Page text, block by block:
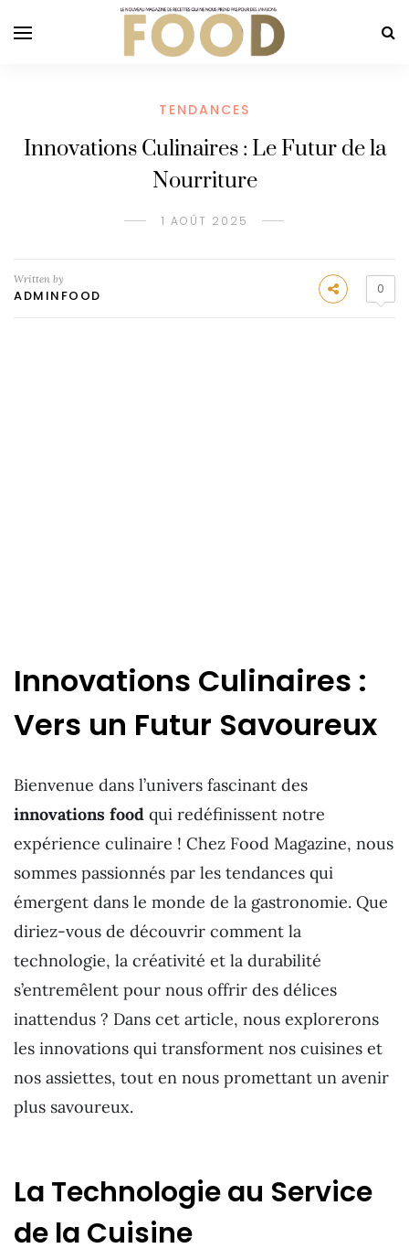
TENDANCES
Innovations Culinaires : Le Futur de la
Nourriture
1 AOÛT 2025
Written by
ADMINFOOD 0
Innovations Culinaires :
Vers un Futur Savoureux
Bienvenue dans l’univers fascinant des
innovations food qui redéfinissent notre
expérience culinaire ! Chez Food Magazine, nous
sommes passionnés par les tendances qui
émergent dans le monde de la gastronomie. Que
diriez-vous de découvrir comment la
technologie, la créativité et la durabilité
s’entremêlent pour nous offrir des délices
inattendus ? Dans cet article, nous explorerons
les innovations qui transforment nos cuisines et
nos assiettes, tout en nous promettant un avenir
plus savoureux.
La Technologie au Service
de la Cuisine